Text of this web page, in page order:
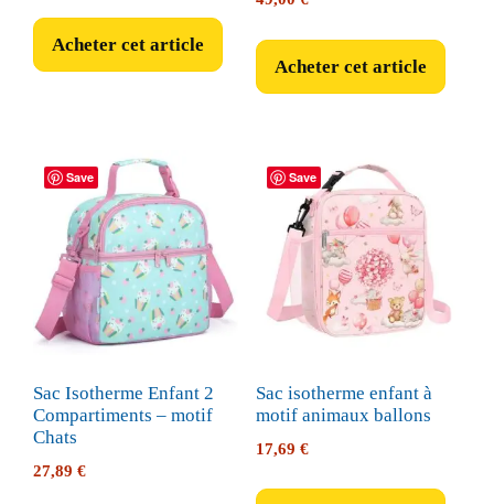
était :
26,99 €.
est :
24,99 €.
Acheter cet article
Acheter cet article
Save
Sac Isotherme Enfant 2
Compartiments – motif
Chats
27,89 €
Save
Sac isotherme enfant à
motif animaux ballons
17,69 €